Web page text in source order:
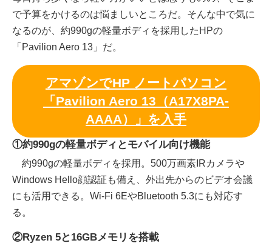
で予算をかけるのは悩ましいところだ。そんな中で気に
なるのが、約990gの軽量ボディを採用したHPの
「Pavilion Aero 13」だ。
アマゾンでHP ノートパソコン
「Pavilion Aero 13（A17X8PA-
AAAA）」を入手
①約990gの軽量ボディとモバイル向け機能
約990gの軽量ボディを採用。500万画素IRカメラや
Windows Hello顔認証も備え、外出先からのビデオ会議
にも活用できる。Wi-Fi 6EやBluetooth 5.3にも対応す
る。
②Ryzen 5と16GBメモリを搭載